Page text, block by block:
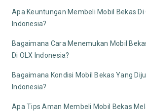
Apa Keuntungan Membeli Mobil Bekas Di
Indonesia?
Bagaimana Cara Menemukan Mobil
Di OLX Indonesia?
Bagaimana Kondisi Mobil Bekas Yang
Indonesia?
Apa Tips Aman Membeli Mobil Bekas